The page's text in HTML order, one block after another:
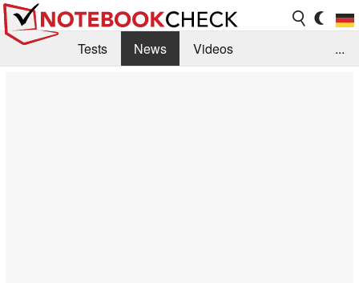
Tests News
Videos
...